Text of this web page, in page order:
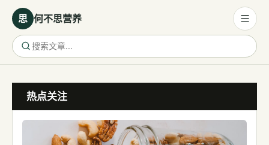
思 何不思营养
营养与饮食
保健食品
热点关注